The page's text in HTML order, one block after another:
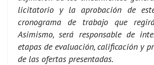
licitatorio y la aprobación de
cronograma de trabajo que
Asimismo, será responsable de
etapas de evaluación, calificación y
de las ofertas presentadas.